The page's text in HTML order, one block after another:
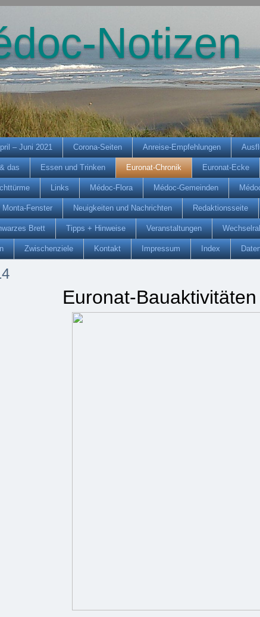
Notizen
– Juni 2021 Corona-Seiten Anreise-Empfehlungen
das Essen und Trinken Euronat-Chronik Euronat-Ecke
Links Médoc-Flora Médoc-Gemeinden
Monta-Fenster Neuigkeiten und Nachrichten Redaktionsseite
Brett Tipps + Hinweise Veranstaltungen
Zwischenziele Kontakt Impressum Index
Euronat-